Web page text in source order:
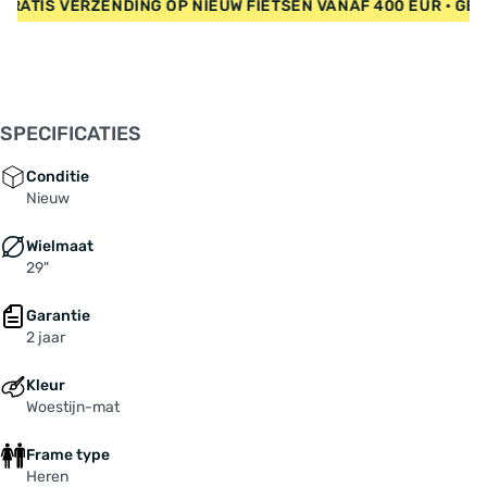
Schakelratio: 1x 10-speed
Uitrusting: Elektronische duwhulp
Veerweg voorvork: 160 mm
Versnellingen: 10-speed
Wielbasis: 1232 mm
Accu: Darfon "Intube 720", Lithium-Ionen mit
Achterderailleur: SHIMANO "Deore RD-M5130,
10-speed
Banden achterwiel: SCHWALBE "Magic Mary"
• GRATIS VERZENDING OP NIEUW FIETSEN VANAF 400
SPECIFICATIES
Conditie
Nieuw
Wielmaat
29"
Garantie
2 jaar
Kleur
Woestijn-mat
Frame type
Heren